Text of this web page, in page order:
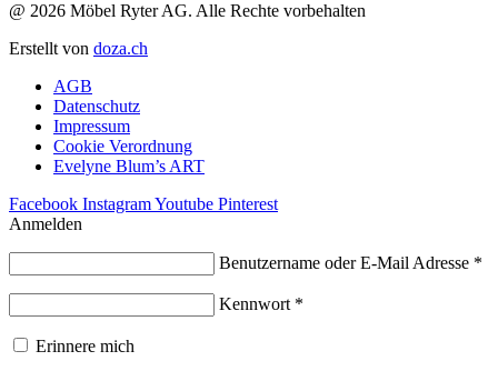
@ 2026 Möbel Ryter AG. Alle Rechte vorbehalten
Erstellt von doza.ch
AGB
Datenschutz
Impressum
Cookie Verordnung
Evelyne Blum’s ART
Facebook InstagramYoutube Pinterest
Anmelden
Benutzername oder E-Mail Adresse *
Kennwort *
Erinnere mich